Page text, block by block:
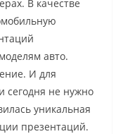
В качестве
авто.
И для
сегодня не нужно
уникальная
презентаций.